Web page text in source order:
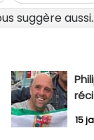
suggère
15